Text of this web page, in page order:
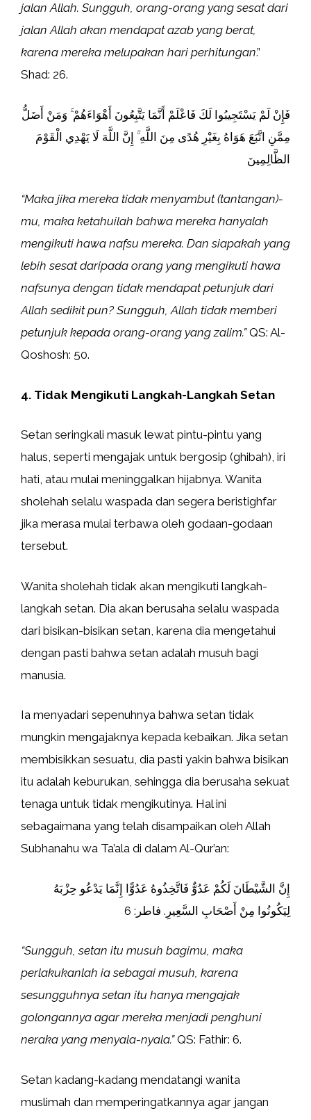
jalan Allah. Sungguh, orang-orang yang sesat dari
jalan Allah akan mendapat azab yang berat,
karena mereka melupakan hari perhitungan.”
Shad: 26.
فَإِنْ لَمْ يَسْتَجِيبُوا لَكَ فَاعْلَمْ أَنَّمَا يَتَّبِعُونَ أَهْوَاءَهُمْ ۚ وَمَنْ أَضَلُّ
مِمَّنِ اتَّبَعَ هَوَاهُ بِغَيْرِ هُدًى مِنَ اللَّهِ ۚ إِنَّ اللَّهَ لَا يَهْدِي الْقَوْمَ
الظَّالِمِينَ
“Maka jika mereka tidak menyambut (tantangan)-
mu, maka ketahuilah bahwa mereka hanyalah
mengikuti hawa nafsu mereka. Dan siapakah yang
lebih sesat daripada orang yang mengikuti hawa
nafsunya dengan tidak mendapat petunjuk dari
Allah sedikit pun? Sungguh, Allah tidak memberi
petunjuk kepada orang-orang yang zalim.”QS: Al-
Qoshosh: 50.
4. Tidak Mengikuti Langkah-Langkah Setan
Setan seringkali masuk lewat pintu-pintu yang
halus, seperti mengajak untuk bergosip (ghibah), iri
hati, atau mulai meninggalkan hijabnya. Wanita
sholehah selalu waspada dan segera beristighfar
jika merasa mulai terbawa oleh godaan-godaan
tersebut.
Wanita sholehah tidak akan mengikuti langkah-
langkah setan. Dia akan berusaha selalu waspada
dari bisikan-bisikan setan, karena dia mengetahui
dengan pasti bahwa setan adalah musuh bagi
manusia.
Ia menyadari sepenuhnya bahwa setan tidak
mungkin mengajaknya kepada kebaikan. Jika setan
membisikkan sesuatu, dia pasti yakin bahwa bisikan
itu adalah keburukan, sehingga dia berusaha sekuat
tenaga untuk tidak mengikutinya. Hal ini
sebagaimana yang telah disampaikan oleh Allah
Subhanahu wa Ta’ala di dalam Al-Qur’an:
إِنَّ الشَّيْطَانَ لَكُمْ عَدُوٌّ فَاتَّخِذُوهُ عَدُوًّا إِنَّمَا يَدْعُو حِزْبَهُ
لِيَكُونُوا مِنْ أَصْحَابِ السَّعِيرِ. فاطر: 6
“Sungguh, setan itu musuh bagimu, maka
perlakukanlah ia sebagai musuh, karena
sesungguhnya setan itu hanya mengajak
golongannya agar mereka menjadi penghuni
neraka yang menyala-nyala.”QS: Fathir: 6.
Setan kadang-kadang mendatangi wanita
muslimah dan memperingatkannya agar jangan